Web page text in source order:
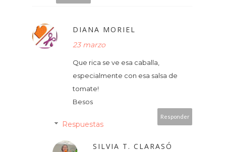
DIANA MORIEL
23 marzo
Que rica se ve esa caballa,
especialmente con esa salsa de
tomate!
Besos
Responder
Respuestas
SILVIA T. CLARASÓ